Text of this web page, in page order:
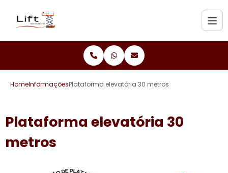
HomeInformaçõesPlataforma elevatória 30 metros
Plataforma elevatória 30
metros